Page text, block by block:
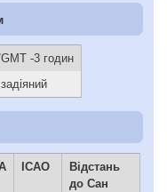
-3 годин
ICAO
Відстань
до Сан